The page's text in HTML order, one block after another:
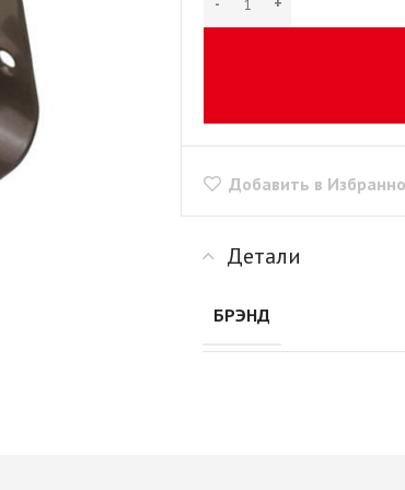
"Скинали"
Сушилки для посуды
+ еще 1 категории
+ еще 1 категории
Винты мебельные
Демпферы,
амортизаторы,
толкатели
Заглушки мебельные
Крепеж мебельный
прочий
Системы выдвижения
Добавить в
Детали
БРЭНД